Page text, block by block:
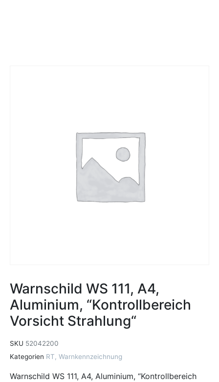
Warnschild WS 111, A4,
Aluminium, “Kontrollbereich
Vorsicht Strahlung“
SKU 52042200
Kategorien RT, Warnkennzeichnung
Warnschild WS 111, A4, Aluminium, “Kontrollbereich